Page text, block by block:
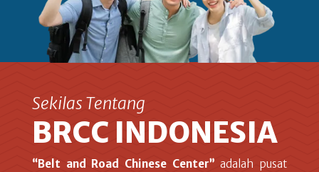
Sekilas Tentang
BRCC INDONESIA
“Belt and Road Chinese Center” adalah pusat